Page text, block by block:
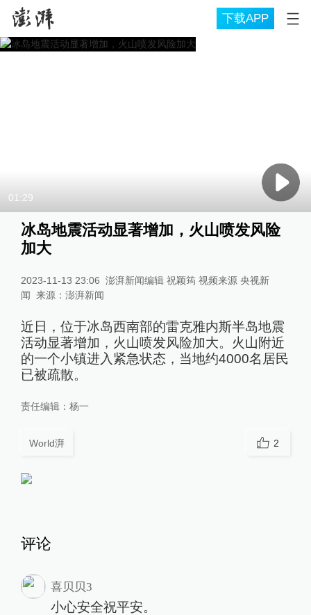
下载APP
01:29
冰岛地震活动显著增加，火山喷发风险
加大
2023-11-13 23:06 澎湃新闻编辑 祝颖筠 视频来源 央视新
闻 来源： 澎湃新闻
近日，位于冰岛西南部的雷克雅内斯半岛地震
活动显著增加，火山喷发风险加大。火山附近
的一个小镇进入紧急状态，当地约4000名居民
已被疏散。
责任编辑： 杨一
World湃 2
评论
喜贝贝3
小心安全祝平安。